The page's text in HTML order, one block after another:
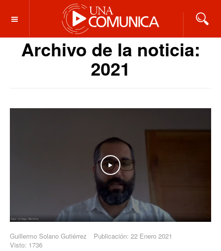
OFF CANVAS
Archivo de la noticia:
2021
Play
Guillermo Solano Gutiérrez
Publicación: 22 Enero 2021
Visto: 1736